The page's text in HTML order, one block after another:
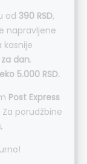
od 390 RSD,
napravljene
kasnije
dan.
5.000 RSD.
Post Express
porudžbine